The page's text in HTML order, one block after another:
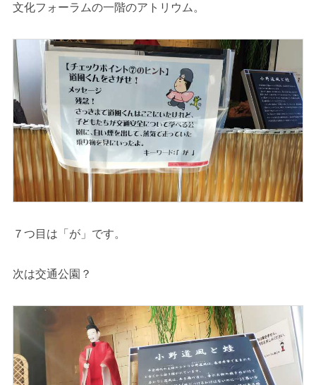
文化フォーラムの一階のアトリウム。
７つ目は「が」です。
次は交通公園？